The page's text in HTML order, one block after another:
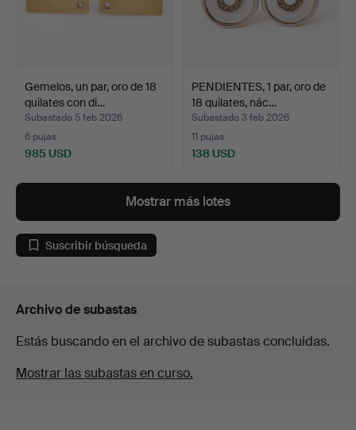
Gemelos, un par, oro de 18
quilates con di…
Subastado 5 feb 2026
6 pujas
985 USD
PENDIENTES, 1 par, oro de
18 quilates, nác…
Subastado 3 feb 2026
11 pujas
138 USD
Mostrar más lotes
Suscribir búsqueda
Archivo de subastas
Estás buscando en el archivo de subastas concluidas.
Mostrar las subastas en curso.